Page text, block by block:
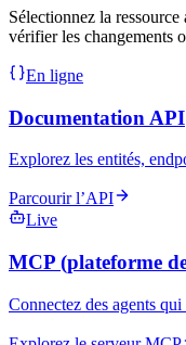
Sélectionnez la
vérifier les changements
En ligne
Documentation API
Explorez les entités,
Parcourir l’API
Live
MCP (plateforme
Connectez des agents